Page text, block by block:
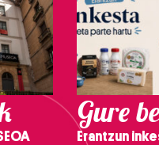
Gure
Erantzun